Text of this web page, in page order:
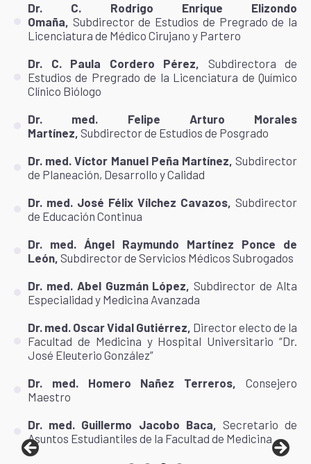
Dr. C. Rodrigo Enrique Elizondo
Omaña, Subdirector de Estudios de Pregrado de la
Licenciatura de Médico Cirujano y Partero
Dr. C. Paula Cordero Pérez, Subdirectora de
Estudios de Pregrado de la Licenciatura de Químico
Clínico Biólogo
Dr. med. Felipe Arturo Morales
Martínez, Subdirector de Estudios de Posgrado
Dr. med. Víctor Manuel Peña Martínez, Subdirector
de Planeación, Desarrollo y Calidad
Dr. med. José Félix Vílchez Cavazos, Subdirector
de Educación Continua
Dr. med. Ángel Raymundo Martínez Ponce de
León, Subdirector de Servicios Médicos Subrogados
Dr. med. Abel Guzmán López, Subdirector de Alta
Especialidad y Medicina Avanzada
Dr. med. Oscar Vidal Gutiérrez, Director electo de la
Facultad de Medicina y Hospital Universitario “Dr.
José Eleuterio González”
Dr. med. Homero Nañez Terreros, Consejero
Maestro
Dr. med. Guillermo Jacobo Baca, Secretario de
Asuntos Estudiantiles de la Facultad de Medicina